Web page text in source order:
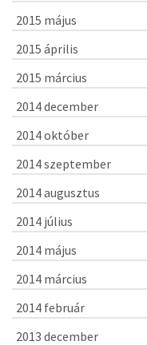
2015 május
2015 április
2015 március
2014 december
2014 október
2014 szeptember
2014 augusztus
2014 július
2014 május
2014 március
2014 február
2013 december